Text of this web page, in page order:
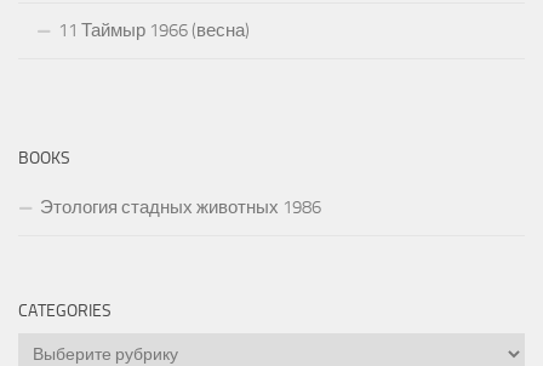
11 Таймыр 1966 (весна)
BOOKS
Этология стадных животных 1986
CATEGORIES
Categories